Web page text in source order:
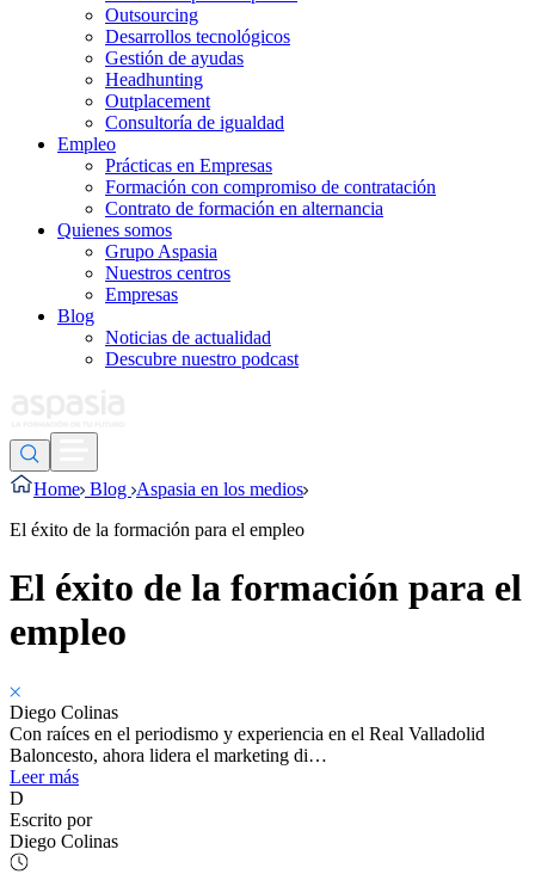
Outsourcing
Desarrollos tecnológicos
Gestión de ayudas
Headhunting
Outplacement
Consultoría de igualdad
Empleo
Prácticas en Empresas
Formación con compromiso de contratación
Contrato de formación en alternancia
Quienes somos
Grupo Aspasia
Nuestros centros
Empresas
Blog
Noticias de actualidad
Descubre nuestro podcast
Home Blog Aspasia en los medios
El éxito de la formación para el empleo
El éxito de la formación para el
empleo
Diego Colinas
Con raíces en el periodismo y experiencia en el Real Valladolid
Baloncesto, ahora lidera el marketing di…
Leer más
D
Escrito por
Diego Colinas